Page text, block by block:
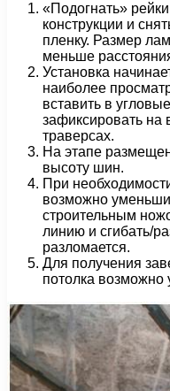
«Подогнать»
конструкции и
пленку. Размер
меньше
Установка
наиболее
вставить в
зафиксировать на
траверсах.
На этапе
высоту шин.
При
возможно
строительным
линию и сгибать/
разломается.
Для получения
потолка возможно